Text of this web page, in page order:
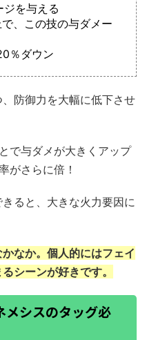
を与える
、この技の与ダメー
％ダウン
防御力を大幅に低下させ
で与ダメが大きくアップ
がさらに倍！
ると、大きな火力要因に
なか。個人的にはフェイ
シーンが好きです。
メシスのタッグ必